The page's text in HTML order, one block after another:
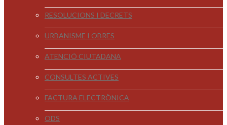
RESOLUCIONS I DECRETS
URBANISME I OBRES
ATENCIÓ CIUTADANA
CONSULTES ACTIVES
FACTURA ELECTRÒNICA
ODS